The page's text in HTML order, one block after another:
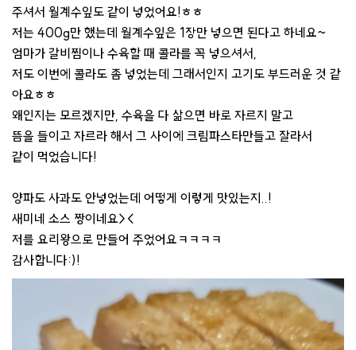
주셔서 월계수잎도 같이 넣었어요!ㅎㅎ
저는 400g만 했는데 월계수잎은 1장만 넣으면 된다고 하네요~
엄마가 갈비찜이나 수육할 때 콜라를 꼭 넣으셔서,
저도 이번에 콜라도 좀 넣었는데 그래서인지 고기도 부드러운 것 같
아요ㅎㅎ
왜인지는 모르겠지만, 수육을 다 삶으면 바로 자르지 말고
뜸을 들이고 자르라 해서 그 사이에 크림파스타만들고 잘라서
같이 먹었습니다!
양파도 사과도 안넣었는데 어떻게 이렇게 맛있는지..!
새미네 소스 짱이네요><
저를 요리왕으로 만들어 주었어요ㅋㅋㅋㅋ
감사합니다:)!